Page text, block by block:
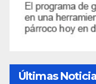
Últimas